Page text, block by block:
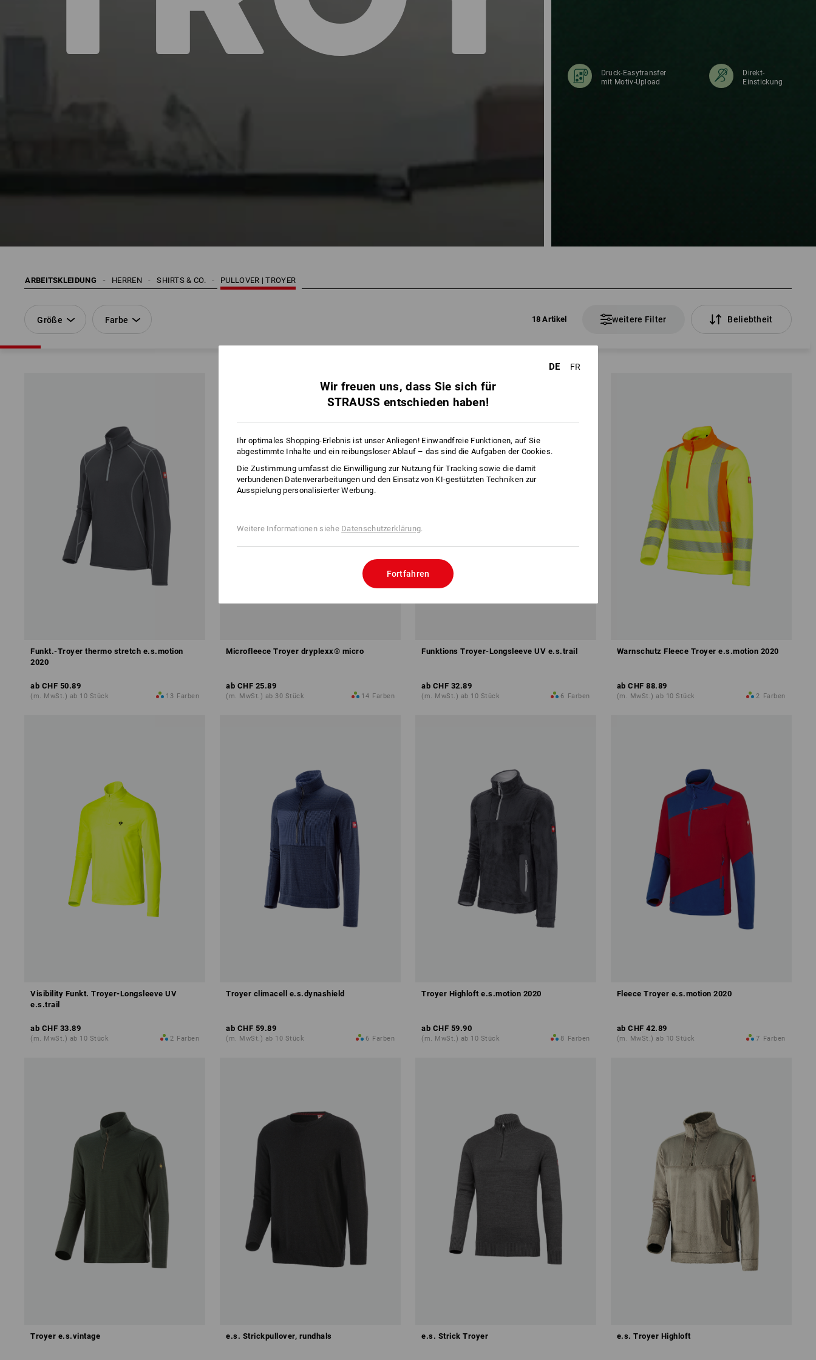
Druck-Easytransfer
mit Motiv-Upload
Direkt-
Einstickung
ARBEITSKLEIDUNG PULLOVER | TROYER
SHIRTS & CO.
HERREN
Größe Farbe 18 Artikel weitere Filter Beliebtheit
Funkt.-Troyer thermo stretch e.s.motion
2020
ab CHF 50.89
(m. MwSt.) ab 10 Stück 13 Farben
Microfleece Troyer dryplexx® micro
ab CHF 25.89
(m. MwSt.) ab 30 Stück 14 Farben
Funktions Troyer-Longsleeve UV e.s.trail
ab CHF 32.89
(m. MwSt.) ab 10 Stück 6 Farben
Warnschutz Fleece Troyer e.s.motion 2020
ab CHF 88.89
(m. MwSt.) ab 10 Stück 2 Farben
Visibility Funkt. Troyer-Longsleeve UV
e.s.trail
ab CHF 33.89
(m. MwSt.) ab 10 Stück 2 Farben
Troyer climacell e.s.dynashield
ab CHF 59.89
(m. MwSt.) ab 10 Stück 6 Farben
Troyer Highloft e.s.motion 2020
ab CHF 59.90
(m. MwSt.) ab 10 Stück 8 Farben
Fleece Troyer e.s.motion 2020
ab CHF 42.89
(m. MwSt.) ab 10 Stück 7 Farben
Troyer e.s.vintage e.s. Strickpullover, rundhals e.s. Strick Troyer e.s. Troyer Highloft
DE FR
Wir freuen uns, dass Sie sich für
STRAUSS entschieden haben!
Ihr optimales Shopping-Erlebnis ist unser Anliegen! Einwandfreie Funktionen, auf Sie
abgestimmte Inhalte und ein reibungsloser Ablauf – das sind die Aufgaben der Cookies.
Die Zustimmung umfasst die Einwilligung zur Nutzung für Tracking sowie die damit
verbundenen Datenverarbeitungen und den Einsatz von KI-gestützten Techniken zur
Ausspielung personalisierter Werbung.
Weitere Informationen siehe Datenschutzerklärung.
Fortfahren